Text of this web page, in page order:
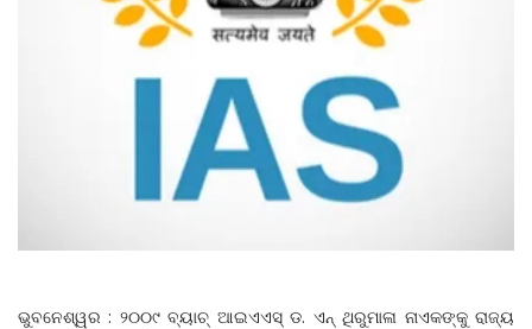
ଭୁବନେଶ୍ୱର : ୨୦୦୯ ବ୍ୟାଚ୍‌‌ ଆଇଏଏସ୍‌‌ ଡ. ଏନ୍‌‌ ଥିରୁମାଳା ନାଏକଙ୍କୁ ରାଜ୍ୟ